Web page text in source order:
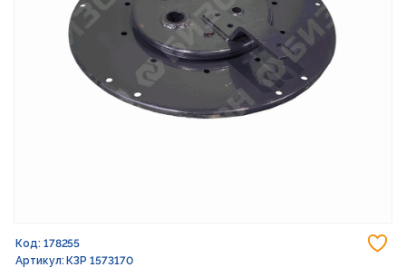
Код: 178255
Артикул: КЗР 1573170